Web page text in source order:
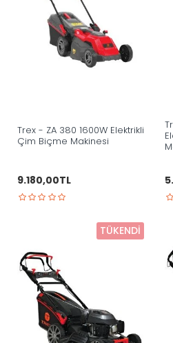
Trex - ZA 380 1600W Elektrikli
Çim Biçme Makinesi
9.180,00TL
TÜKENDI